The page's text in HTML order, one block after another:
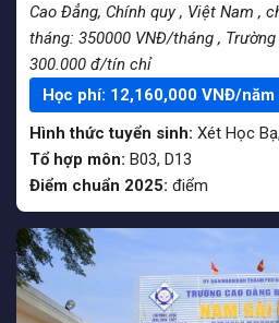
Cao Đẳng, Chính quy , Việt Nam ,
tháng: 350000 VNĐ/tháng ,
300.000 đ/tín chỉ
Học phí: 12,160,000 VNĐ/năm
Hình thức tuyển sinh: Xét Học Bạ,
Tổ hợp môn: B03, D13
Điểm chuẩn 2025: điểm